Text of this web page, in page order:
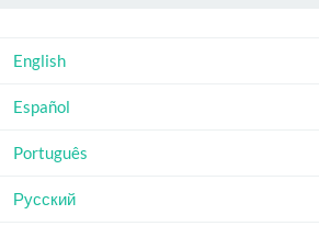
English
Español
Português
Русский